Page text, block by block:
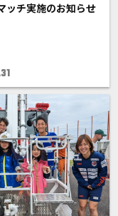
ッチ実施のお知らせ